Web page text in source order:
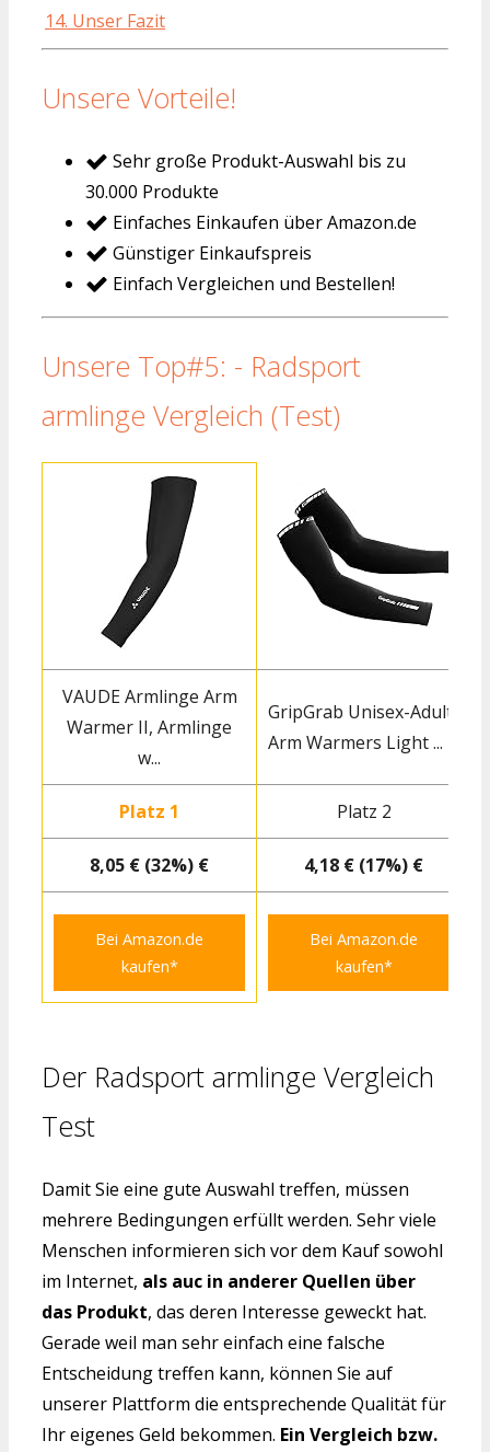
14. Unser Fazit
Unsere Vorteile!
Sehr große Produkt-Auswahl bis zu
30.000 Produkte
Einfaches Einkaufen über Amazon.de
Günstiger Einkaufspreis
Einfach Vergleichen und Bestellen!
Unsere Top#5: - Radsport
armlinge Vergleich (Test)
VAUDE Armlinge Arm
Warmer II, Armlinge
w...
GripGrab Unisex-Adult
Arm Warmers Light ...
Platz 1 Platz 2
8,05 € (32%) € 4,18 € (17%) €
Bei Amazon.de
kaufen*
Bei Amazon.de
kaufen*
Der Radsport armlinge Vergleich
Test
Damit Sie eine gute Auswahl treffen, müssen
mehrere Bedingungen erfüllt werden. Sehr viele
Menschen informieren sich vor dem Kauf sowohl
im Internet, als auc in anderer Quellen über
das Produkt, das deren Interesse geweckt hat.
Gerade weil man sehr einfach eine falsche
Entscheidung treffen kann, können Sie auf
unserer Plattform die entsprechende Qualität für
Ihr eigenes Geld bekommen. Ein Vergleich bzw.